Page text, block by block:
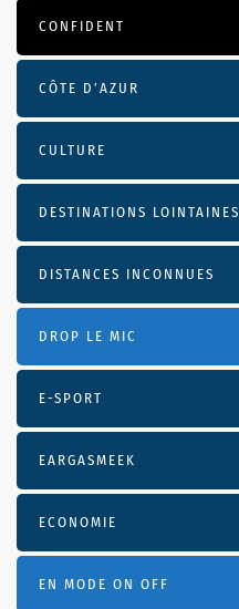
CONFIDENT
CÔTE D’AZUR
CULTURE
DESTINATIONS LOINTAINES
DISTANCES INCONNUES
DROP LE MIC
E-SPORT
EARGASMEEK
ECONOMIE
EN MODE ON OFF